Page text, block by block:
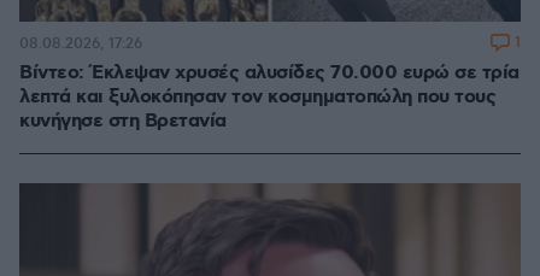
Βίντεο: Έκλεψαν χρυσές αλυσίδες 70.000 ευρώ σε τρία
λεπτά και ξυλοκόπησαν τον κοσμηματοπώλη που τους
κυνήγησε στη Βρετανία
08.08.2026, 17:26 1